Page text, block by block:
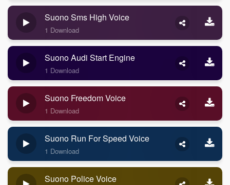
Suono Sms High Voice
1 Download
Suono Audi Start Engine
1 Download
Suono Freedom Voice
1 Download
Suono Run For Speed Voice
1 Download
Suono Police Voice